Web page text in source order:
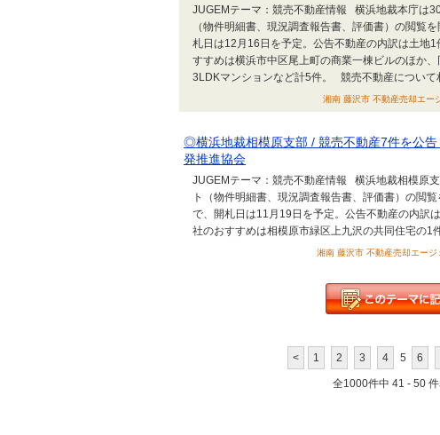
JUGEMテーマ：競売不動産情報 横浜地裁本庁は
（物件明細書、現況調査報告書、評価書）の閲覧
札日は12月16日を予定。公告不動産の内訳は土地
すすめは横浜市中区尾上町の商業一棟ビルのほか
3LDKマンションなど計5件。 競売不動産につい
湘南 藤沢市 不動産売却エ
◎横浜地裁相模原支部 / 競売不動産7件を公
発推進協会
JUGEMテーマ：競売不動産情報 横浜地裁相模原
ト（物件明細書、現況調査報告書、評価書）の閲
で、開札日は11月19日を予定。公告不動産の内訳
社のおすすめは相模原市緑区上九沢の共同住宅の
湘南 藤沢市 不動産売却エー
< 1 2 3 4 5 6
全1000件中 41 - 50